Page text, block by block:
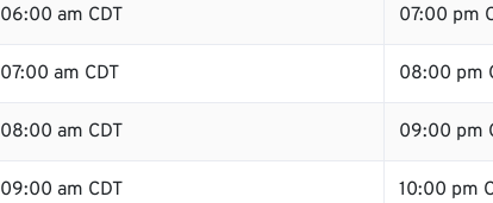
06:00 am CDT 07:00 pm
07:00 am CDT 08:00 pm
08:00 am CDT 09:00 pm
09:00 am CDT 10:00 pm